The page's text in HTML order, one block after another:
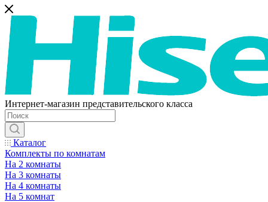
Интернет-магазин представительского класса
Каталог
Комплекты по комнатам
На 2 комнаты
На 3 комнаты
На 4 комнаты
На 5 комнат